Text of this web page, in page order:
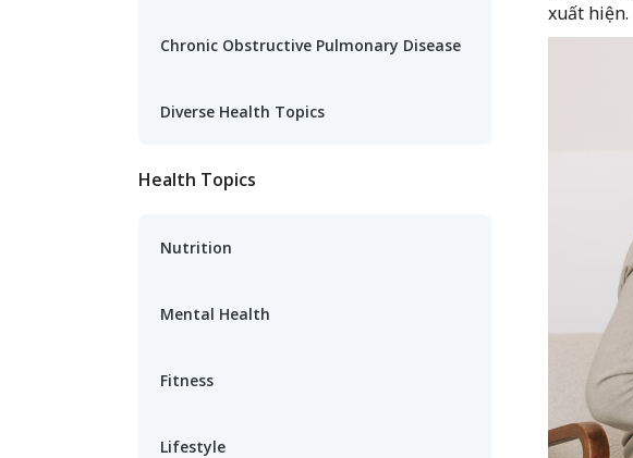
Chronic Obstructive Pulmonary Disease
Diverse Health Topics
Health Topics
Nutrition
Mental Health
Fitness
Lifestyle
xuất hiện.